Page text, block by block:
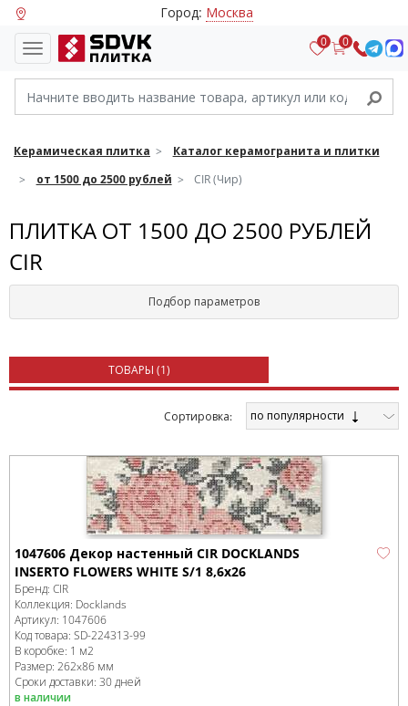
Город: Москва
0 0
Керамическая плитка
Каталог керамогранита и плитки
от 1500 до 2500 рублей
CIR (Чир)
ПЛИТКА ОТ 1500 ДО 2500 РУБЛЕЙ
CIR
Подбор параметров
ТОВАРЫ (1)
Cортировка: по популярности
1047606 Декор настенный CIR DOCKLANDS
INSERTO FLOWERS WHITE S/1 8,6x26
Бренд: CIR
Коллекция: Docklands
Артикул: 1047606
Код товара: SD-224313-99
В коробке: 1 м2
Размер: 262x86 мм
Сроки доставки: 30 дней
в наличии